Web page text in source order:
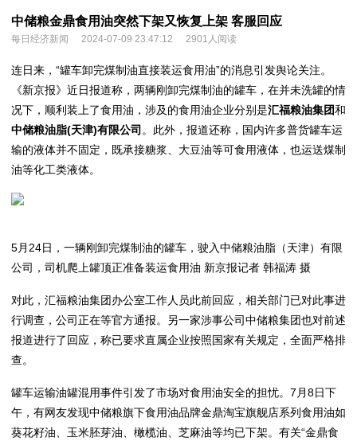
中储粮金鼎食用油突然下架又恢复上架 客服回应
每日经济新闻 2024-07-09 23:47:12 2901人阅读
连日来，“罐车卸完煤制油直接装运食用油”的消息引发舆论关注。
《新京报》近日报道称，两辆刚卸完煤制油的罐车，在并未洗罐的情
况下，顺利装上了食用油，涉及的食用油企业分别是汇福粮油集团和
中储粮油脂(天津)有限公司 。此外，报道还称，国内许多普货罐车运
输的液体并不固定，既承接糖浆、大豆油等可食用液体，也运送煤制
油等化工类液体。
5月24日，一辆刚卸完煤制油的罐车，驶入中储粮油脂（天津）有限
公司，司机爬上罐顶正准备装运食用油 新京报记者 韩福涛 摄
对此，汇福粮油集团办公室工作人员此前回应，相关部门已对此事进
行调查，公司正在等官方通报。另一家涉事公司中储粮集团也对前述
报道进行了回应，称已要求直属企业按照国家有关规定，全面严格排
查。
罐车运输油罐混用事件引发了市场对食用油安全的担忧。7月8日下
午，有网友发现中储粮旗下食用油品牌金鼎淘宝旗舰店系列食用油如
葵花籽油、玉米胚芽油、橄榄油、芝麻油等均已下架。有关“金鼎食